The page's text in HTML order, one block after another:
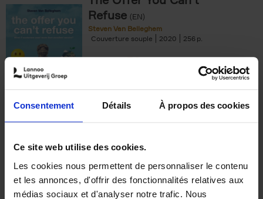
Consentement Détails À propos des cookies
Ce site web utilise des cookies.
Les cookies nous permettent de personnaliser le contenu
et les annonces, d'offrir des fonctionnalités relatives aux
médias sociaux et d'analyser notre trafic. Nous
Refuse (EN)
Steven Van Belleghem
Couverture souple
2020 256
€37,50
Building Bonds = Building
Business